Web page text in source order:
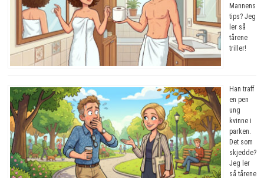
Mannens
tips? Jeg
ler så
tårene
triller!
Han traff
en pen
ung
kvinne i
parken.
Det som
skjedde?
Jeg ler
så tårene